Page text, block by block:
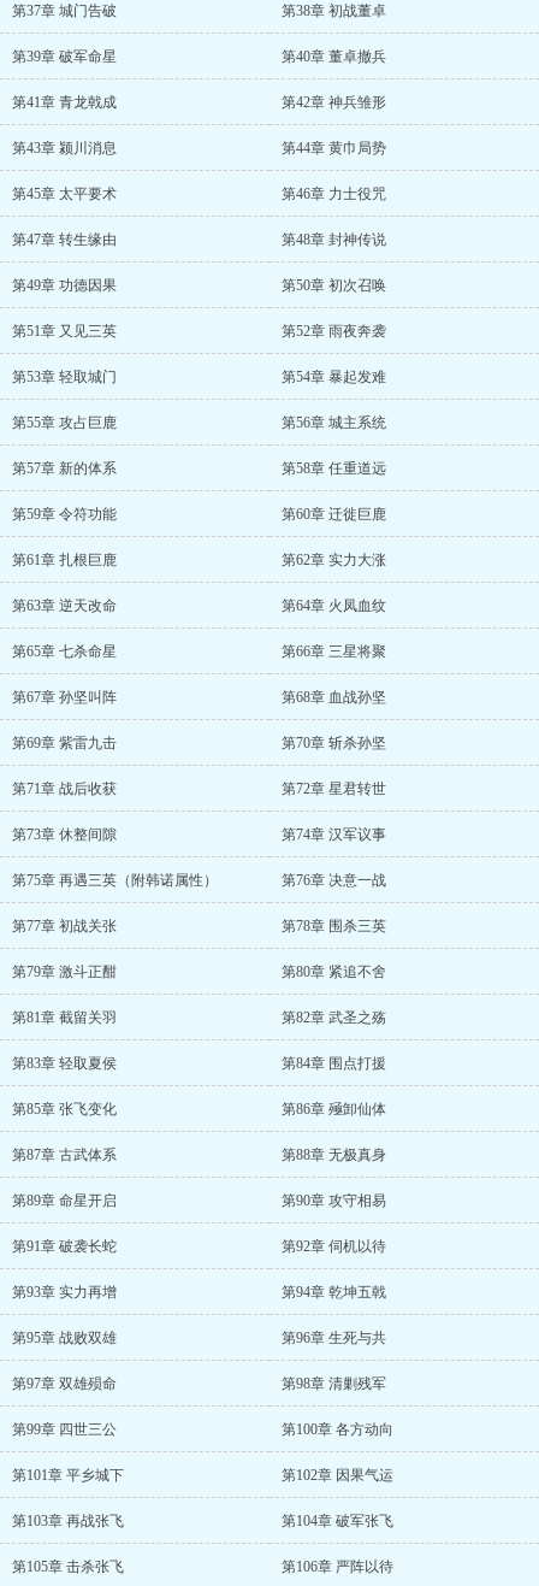
第37章 城门告破 第38章 初战董卓
第39章 破军命星 第40章 董卓撤兵
第41章 青龙戟成 第42章 神兵雏形
第43章 颍川消息 第44章 黄巾局势
第45章 太平要术 第46章 力士役咒
第47章 转生缘由 第48章 封神传说
第49章 功德因果 第50章 初次召唤
第51章 又见三英 第52章 雨夜奔袭
第53章 轻取城门 第54章 暴起发难
第55章 攻占巨鹿 第56章 城主系统
第57章 新的体系 第58章 任重道远
第59章 令符功能 第60章 迁徙巨鹿
第61章 扎根巨鹿 第62章 实力大涨
第63章 逆天改命 第64章 火凤血纹
第65章 七杀命星 第66章 三星将聚
第67章 孙坚叫阵 第68章 血战孙坚
第69章 紫雷九击 第70章 斩杀孙坚
第71章 战后收获 第72章 星君转世
第73章 休整间隙 第74章 汉军议事
第75章 再遇三英（附韩诺属性） 第76章 决意一战
第77章 初战关张 第78章 围杀三英
第79章 激斗正酣 第80章 紧追不舍
第81章 截留关羽 第82章 武圣之殇
第83章 轻取夏侯 第84章 围点打援
第85章 张飞变化 第86章 殛卸仙体
第87章 古武体系 第88章 无极真身
第89章 命星开启 第90章 攻守相易
第91章 破袭长蛇 第92章 伺机以待
第93章 实力再增 第94章 乾坤五戟
第95章 战败双雄 第96章 生死与共
第97章 双雄殒命 第98章 清剿残军
第99章 四世三公 第100章 各方动向
第101章 平乡城下 第102章 因果气运
第103章 再战张飞 第104章 破军张飞
第105章 击杀张飞 第106章 严阵以待